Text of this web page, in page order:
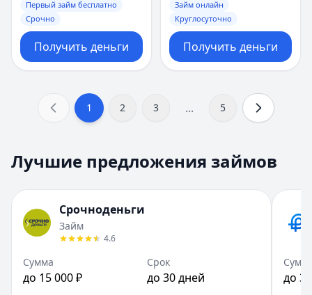
Первый займ бесплатно
Срочно
Получить деньги
Займ онлайн
Круглосуточно
Получить деньги
1 2 3 ... 5
Лучшие предложения займов
Срочноденьги
Займ
4.6
Сумма
до 15 000 ₽
Срок
до 30 дней до